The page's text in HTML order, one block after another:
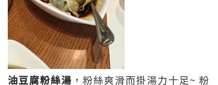
油豆腐粉絲湯 ，粉絲爽滑而掛湯力十足~ 粉